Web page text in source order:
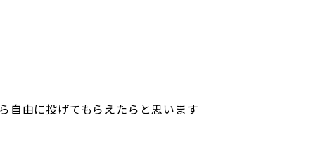
自由に投げてもらえたらと思います